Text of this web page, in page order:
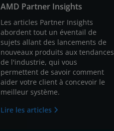
AMD Partner Insights
Les articles Partner Insights
abordent tout un éventail de
sujets allant des lancements de
nouveaux produits aux tendances
de l'industrie, qui vous
permettent de savoir comment
aider votre client à concevoir le
meilleur système.
Lire les articles